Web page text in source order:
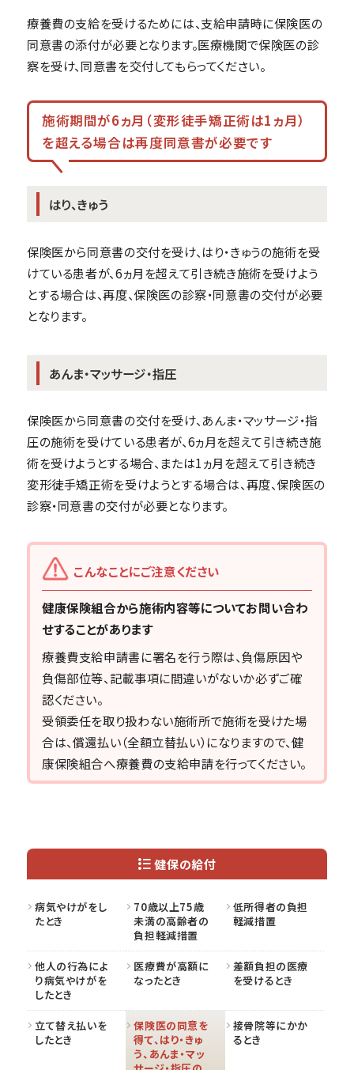
療養費の支給を受けるためには、支給申請時に保険医の
同意書の添付が必要となります。医療機関で保険医の診
察を受け、同意書を交付してもらってください。
施術期間が6ヵ月（変形徒手矯正術は1ヵ月）
を超える場合は再度同意書が必要です
はり、きゅう
保険医から同意書の交付を受け、はり・きゅうの施術を受
けている患者が、6ヵ月を超えて引き続き施術を受けよう
とする場合は、再度、保険医の診察・同意書の交付が必要
となります。
あんま・マッサージ・指圧
保険医から同意書の交付を受け、あんま・マッサージ・指
圧の施術を受けている患者が、6ヵ月を超えて引き続き施
術を受けようとする場合、または1ヵ月を超えて引き続き
変形徒手矯正術を受けようとする場合は、再度、保険医の
診察・同意書の交付が必要となります。
こんなことにご注意ください
健康保険組合から施術内容等についてお問い合わ
せすることがあります
療養費支給申請書に署名を行う際は、負傷原因や
負傷部位等、記載事項に間違いがないか必ずご確
認ください。
受領委任を取り扱わない施術所で施術を受けた場
合は、償還払い（全額立替払い）になりますので、健
康保険組合へ療養費の支給申請を行ってください。
健保の給付
病気やけがをし
たとき
70歳以上75歳
未満の高齢者の
負担軽減措置
低所得者の負担
軽減措置
他人の行為によ
り病気やけがを
したとき
医療費が高額に
なったとき
差額負担の医療
を受けるとき
立て替え払いを
したとき
保険医の同意を
得て、はり・きゅ
う、あんま・マッ
接骨院等にかか
るとき